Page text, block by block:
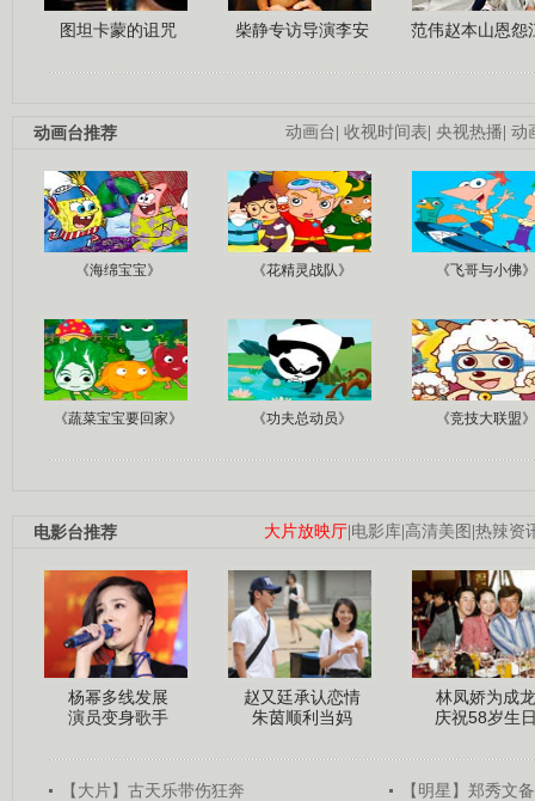
图坦卡蒙的诅咒 柴静专访导演李安 范伟赵本山恩怨
动画台| 收视时间表| 央视热播| 动
动画台推荐
《海绵宝宝》 《花精灵战队》 《飞哥与小佛》
《蔬菜宝宝要回家》 《功夫总动员》 《竞技大联盟》
大片放映厅|电影库|高清美图 |热辣资
电影台推荐
杨幂多线发展
演员变身歌手
赵又廷承认恋情
朱茵顺利当妈
林凤娇为成龙
庆祝58岁生
【大片】古天乐带伤狂奔
【明星】郑秀文